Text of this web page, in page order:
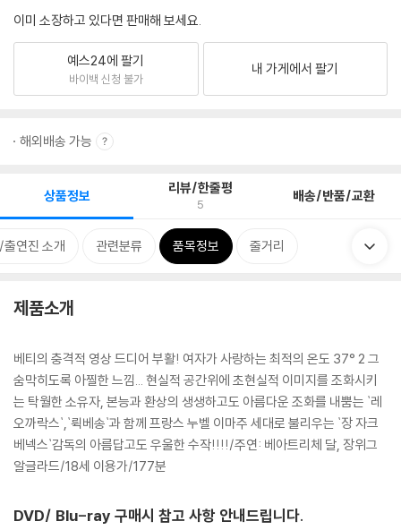
이미 소장하고 있다면 판매해 보세요.
예스24에 팔기
바이백 신청 불가
내 가게에서 팔기
해외배송 가능
상품정보 리뷰/한줄평
5 배송/반품/교환
연진 소개 관련분류 품목정보 줄거리
제품소개
베티의 충격적 영상 드디어 부활! 여자가 사랑하는 최적의 온도 37° 2 그
숨막히도록 아찔한 느낌... 현실적 공간위에 초현실적 이미지를 조화시키
는 탁월한 소유자, 본능과 환상의 생생하고도 아름다운 조화를 내뿜는 `레
오까락스`,`뤽베송`과 함께 프랑스 누벨 이마주 세대로 불리우는 `장 자크
베넥스`감독의 아름답고도 우울한 수작!!!!/주연: 베아트리체 달, 장위그
알글라드/18세 이용가/177분
DVD/ Blu-ray 구매시 참고 사항 안내드립니다.